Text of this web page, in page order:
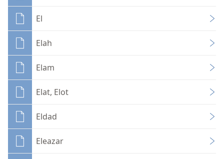
El
Elah
Elam
Elat, Elot
Eldad
Eleazar